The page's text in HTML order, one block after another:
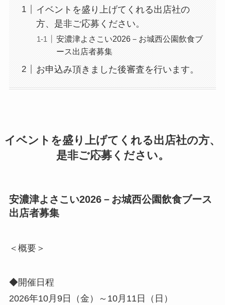
イベントを盛り上げてくれる出店社の
方、是非ご応募ください。
安濃津よさこい2026－お城西公園飲食ブ
ース出店者募集
お申込み頂きました後審査を行います。
イベントを盛り上げてくれる出店社の方、
是非ご応募ください。
安濃津よさこい2026－お城西公園飲食ブース
出店者募集
＜概要＞
◆開催日程
2026年10月9日（金）～10月11日（日）